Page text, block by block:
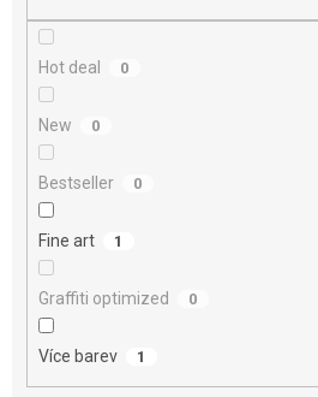
Hot deal 0
New 0
Bestseller 0
Fine art 1
Graffiti optimized 0
Více barev 1